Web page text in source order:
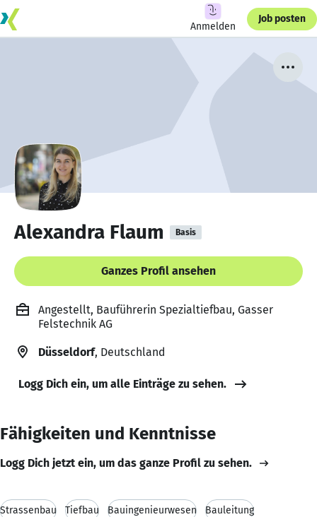
Anmelden
Job posten
Alexandra Flaum Basis
Ganzes Profil ansehen
Angestellt, Bauführerin Spezialtiefbau, Gasser
Felstechnik AG
Düsseldorf, Deutschland
Logg Dich ein, um alle Einträge zu sehen.
Fähigkeiten und Kenntnisse
Logg Dich jetzt ein, um das ganze Profil zu sehen.
Strassenbau Tiefbau Bauingenieurwesen Bauleitung